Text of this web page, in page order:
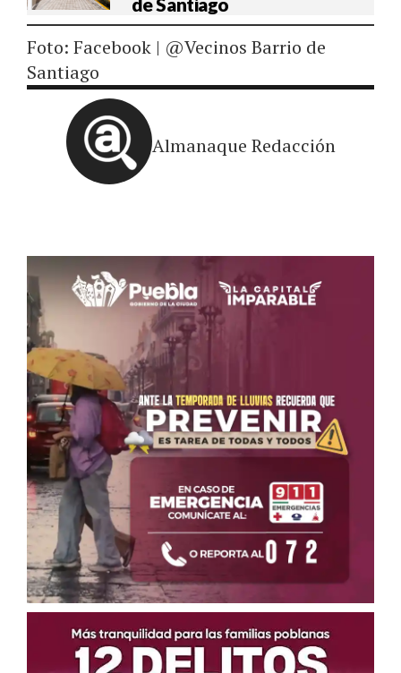
Foto: Facebook | @Vecinos Barrio de
Santiago
Almanaque Redacción